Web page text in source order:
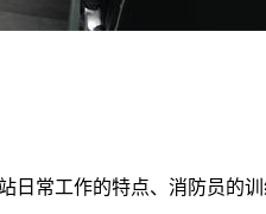
日常工作的特点、消防员的